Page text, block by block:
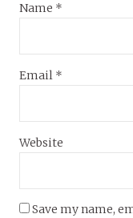
Name *
Email *
Website
Save my name,